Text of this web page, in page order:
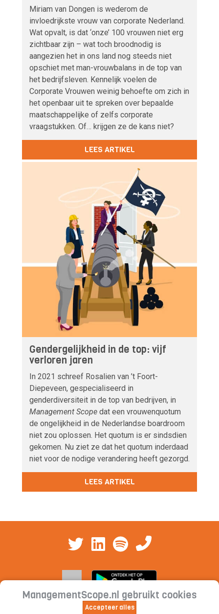
Miriam van Dongen is wederom de
invloedrijkste vrouw van corporate Nederland.
Wat opvalt, is dat ‘onze’ 100 vrouwen niet erg
zichtbaar zijn – wat toch broodnodig is
aangezien het in ons land nog steeds niet
opschiet met man-vrouwbalans in de top van
het bedrijfsleven. Kennelijk voelen de
Corporate Vrouwen weinig behoefte om zich in
het openbaar uit te spreken over bepaalde
maatschappelijke of zelfs corporate
vraagstukken. Of… krijgen ze de kans niet?
LEES ARTIKEL
Gendergelijkheid in de top: vijf
verloren jaren
In 2021 schreef Rosalien van ’t Foort-
Diepeveen, gespecialiseerd in
genderdiversiteit in de top van bedrijven, in
Management Scope dat een vrouwenquotum
de ongelijkheid in de Nederlandse boardroom
niet zou oplossen. Het quotum is er sindsdien
gekomen. Nu ziet ze dat het quotum inderdaad
niet voor de nodige verandering heeft gezorgd.
LEES ARTIKEL
ManagementScope.nl gebruikt cookies
Accepteer alles